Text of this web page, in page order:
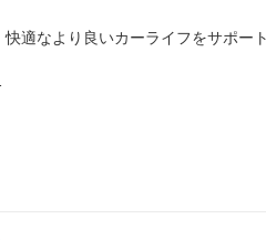
適なより良いカーライフをサポー